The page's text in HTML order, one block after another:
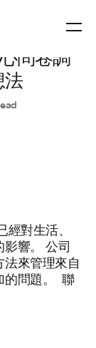
問卷調
法
對生活、
響。 公司
法來管理來自
的問題。 聯